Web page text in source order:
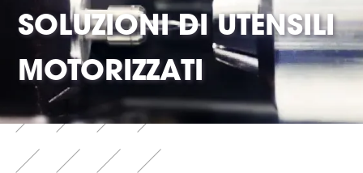
SOLUZIONI DI UTENSILI
MOTORIZZATI